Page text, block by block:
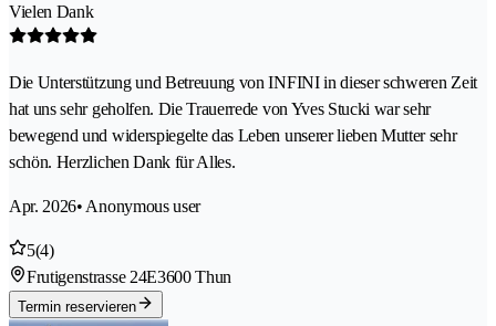
Vielen Dank
Die Unterstützung und Betreuung von INFINI in dieser schweren Zeit
hat uns sehr geholfen. Die Trauerrede von Yves Stucki war sehr
bewegend und widerspiegelte das Leben unserer lieben Mutter sehr
schön. Herzlichen Dank für Alles.
Apr. 2026• Anonymous user
5(4)
Frutigenstrasse 24E3600 Thun
Termin reservieren